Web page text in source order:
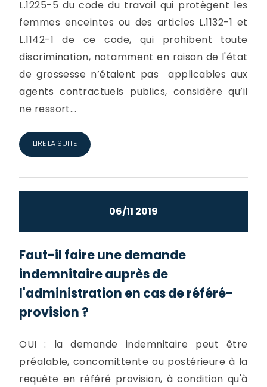
L.1225-5 du code du travail qui protègent les
femmes enceintes ou des articles L.1132-1 et
L.1142-1 de ce code, qui prohibent toute
discrimination, notamment en raison de l'état
de grossesse n’étaient pas applicables aux
agents contractuels publics, considère qu’il
ne ressort...
LIRE LA SUITE
06/11 2019
Faut-il faire une demande
indemnitaire auprès de
l'administration en cas de référé-
provision ?
OUI : la demande indemnitaire peut être
préalable, concomittente ou postérieure à la
requête en référé provision, à condition qu'à